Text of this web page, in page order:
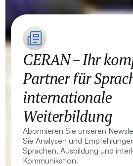
CERAN – Ihr
Partner für
internationale
Weiterbildung
Abonnieren Sie unseren
Sie Analysen und
Sprachen, Ausbildung und
Kommunikation.